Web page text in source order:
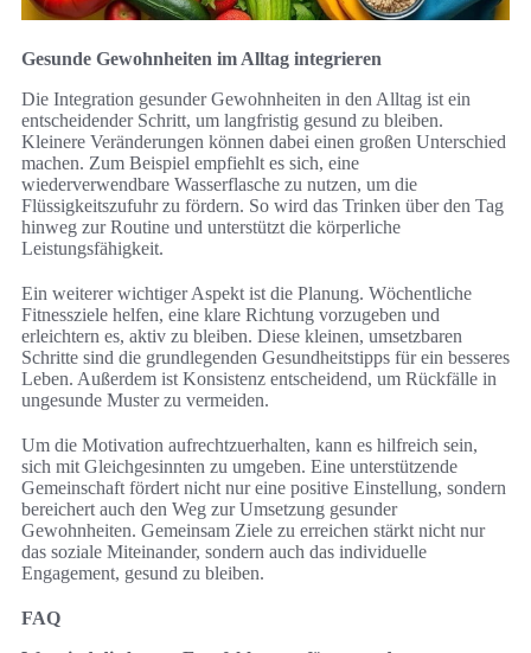
Gesunde Gewohnheiten im Alltag integrieren
Die Integration gesunder Gewohnheiten in den Alltag ist ein
entscheidender Schritt, um langfristig gesund zu bleiben.
Kleinere Veränderungen können dabei einen großen Unterschied
machen. Zum Beispiel empfiehlt es sich, eine
wiederverwendbare Wasserflasche zu nutzen, um die
Flüssigkeitszufuhr zu fördern. So wird das Trinken über den Tag
hinweg zur Routine und unterstützt die körperliche
Leistungsfähigkeit.
Ein weiterer wichtiger Aspekt ist die Planung. Wöchentliche
Fitnessziele helfen, eine klare Richtung vorzugeben und
erleichtern es, aktiv zu bleiben. Diese kleinen, umsetzbaren
Schritte sind die grundlegenden Gesundheitstipps für ein besseres
Leben. Außerdem ist Konsistenz entscheidend, um Rückfälle in
ungesunde Muster zu vermeiden.
Um die Motivation aufrechtzuerhalten, kann es hilfreich sein,
sich mit Gleichgesinnten zu umgeben. Eine unterstützende
Gemeinschaft fördert nicht nur eine positive Einstellung, sondern
bereichert auch den Weg zur Umsetzung gesunder
Gewohnheiten. Gemeinsam Ziele zu erreichen stärkt nicht nur
das soziale Miteinander, sondern auch das individuelle
Engagement, gesund zu bleiben.
FAQ